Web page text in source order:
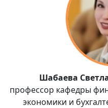
Шабаева
профессор кафедры
экономики и